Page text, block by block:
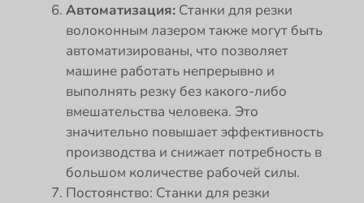
Автоматизация: Станки для резки
волоконным лазером также могут быть
автоматизированы, что позволяет
машине работать непрерывно и
выполнять резку без какого-либо
вмешательства человека. Это
значительно повышает эффективность
производства и снижает потребность в
большом количестве рабочей силы.
Постоянство: Станки для резки